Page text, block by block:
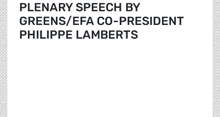
PLENARY SPEECH BY
GREENS/EFA CO-PRESIDENT
PHILIPPE LAMBERTS